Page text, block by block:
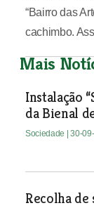
“Bairro das
cachimbo.
Mais
Instalação
da Bienal
Sociedade | 30-
Recolha